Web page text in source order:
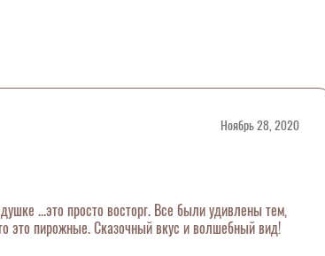
Ноябрь 28, 2020
...это просто восторг. Все были удивлены тем,
это пирожные. Сказочный вкус и волшебный вид!